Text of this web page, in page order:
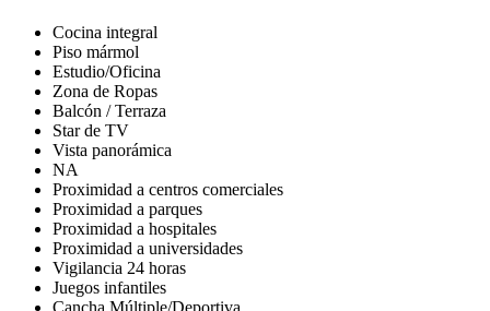
Cocina integral
Piso mármol
Estudio/Oficina
Zona de Ropas
Balcón / Terraza
Star de TV
Vista panorámica
NA
Proximidad a centros comerciales
Proximidad a parques
Proximidad a hospitales
Proximidad a universidades
Vigilancia 24 horas
Juegos infantiles